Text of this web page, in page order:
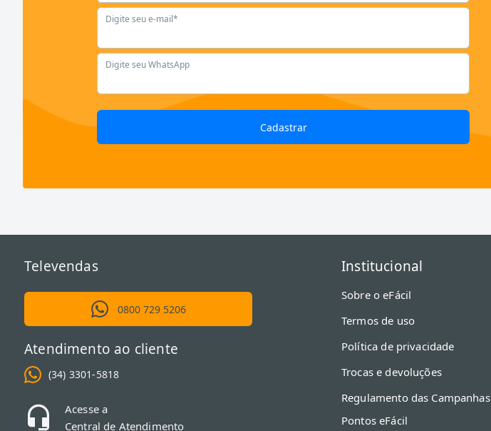
Digite seu e-mail*
Digite seu WhatsApp
Cadastrar
Televendas
0800 729 5206
Atendimento ao cliente
(34) 3301-5818
Acesse a
Central de Atendimento
Institucional
Sobre o eFácil
Termos de uso
Política de privacidade
Trocas e devoluções
Regulamento das Campanhas
Pontos eFácil